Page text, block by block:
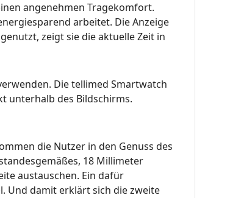
angenehmen Tragekomfort.
arbeitet. Die Anzeige
zeigt sie die aktuelle Zeit in
Die tellimed Smartwatch
unterhalb des Bildschirms.
die Nutzer in den Genuss des
18 Millimeter
austauschen. Ein dafür
Und damit erklärt sich die zweite